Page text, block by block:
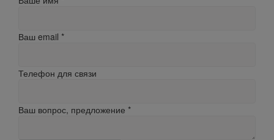
Ваш email *
Телефон для связи
Ваш вопрос, предложение *